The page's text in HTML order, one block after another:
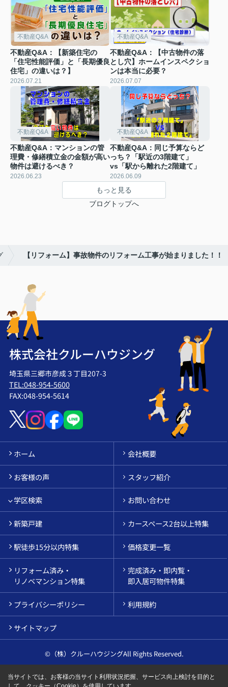
不動産Q&A
不動産Q&A：【新築住宅の
「住宅性能評価」と「長期優良
住宅」の違いは？】
2026.07.21
不動産Q&A
不動産Q&A：【中古物件の落
とし穴】ホームインスペクショ
ンは本当に必要？
2026.07.07
不動産Q&A
不動産Q&A：マンションの管
理費・修繕積立金の金額が高い
物件は避けるべき？
2026.06.23
不動産Q&A
不動産Q&A：同じ予算ならど
っち？「駅近の3階建て」
vs「駅から離れた2階建て」
2026.06.09
もっと見る
ブログトップへ
【リフォーム】事故物件のリフォーム工事が始まりました！！
株式会社クルーハウジング
埼玉県三郷市彦成３丁目207-3
TEL:048-954-5600
FAX:048-954-5614
ホーム 会社概要
お客様の声 スタッフ紹介
学区検索 お問い合わせ
新築戸建 カースペース2台以上特集
駅徒歩15分以内特集 価格変更一覧
リフォーム済み・
リノベマンション特集
完成済み・即内覧・
即入居可物件特集
プライバシーポリシー 利用規約
サイトマップ
©（株）クルーハウジングAll Rights Reserved.
当サイトでは、お客様の当サイト利用状況把握、サービス向上検討を目的と